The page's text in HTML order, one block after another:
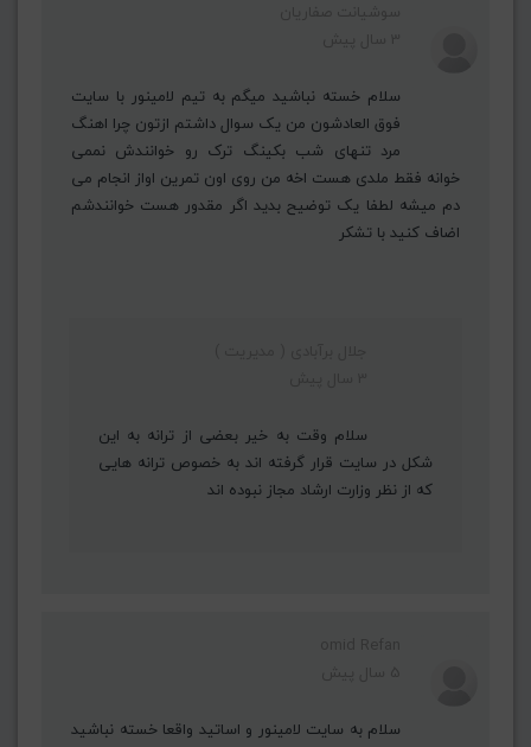
سلام خسته نباشید میگم به تیم لامینور با سایت
فوق العادشون من یک سوال داشتم ازتون چرا اهنگ
مرد تنهای شب بکینگ ترک رو خوانندش نممی
خوانه فقط ملدی هست اخه من روی اون تمرین اواز انجام می
دم میشه لطفا یک توضیح بدید اگر مقدور هست خوانندشم
اضاف کنید با تشکر
سلام وقت به خیر بعضی از ترانه به این
شکل در سایت قرار گرفته اند به خصوص ترانه هایی
که از نظر وزارت ارشاد مجاز نبوده اند
سلام به سایت لامینور و اساتید واقعا خسته نباشید